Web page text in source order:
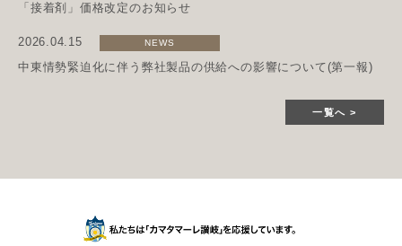
「接着剤」価格改定のお知らせ
2026.04.15 NEWS
中東情勢緊迫化に伴う弊社製品の供給への影響について(第一報)
一覧へ